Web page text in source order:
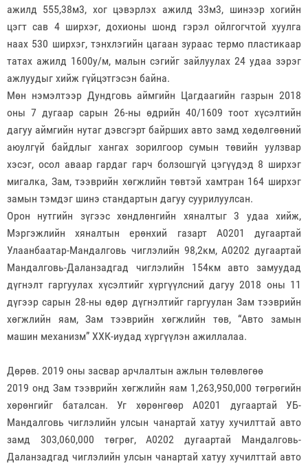
ажилд 555,38м3, хог цэвэрлэх ажилд 33м3, шинээр хогийн
цэгт сав 4 ширхэг, дохионы шонд гэрэл ойлгогчтой хуулга
наах 530 ширхэг, тэнхлэгийн цагаан зураас термо пластикаар
татах ажилд 1600у/м, малын сэгийг зайлуулах 24 удаа зэрэг
ажлуудыг хийж гүйцэтгэсэн байна.
Мөн нэмэлтээр Дундговь аймгийн Цагдаагийн газрын 2018
оны 7 дугаар сарын 26-ны өдрийн 40/1609 тоот хүсэлтийн
дагуу аймгийн нутаг дэвсгэрт байрших авто замд хөдөлгөөний
аюулгүй байдлыг хангах зорилгоор сумын төвийн уулзвар
хэсэг, осол аваар гардаг гарч болзошгүй цэгүүдэд 8 ширхэг
мигалка, Зам, тээврийн хөгжлийн төвтэй хамтран 164 ширхэг
замын тэмдэг шинэ стандартын дагуу суурилуулсан.
Орон нутгийн зүгээс хөндлөнгийн хяналтыг 3 удаа хийж,
Мэргэжлийн хяналтын ерөнхий газарт А0201 дугаартай
Улаанбаатар-Мандалговь чиглэлийн 98,2км, А0202 дугаартай
Мандалговь-Даланзадгад чиглэлийн 154км авто замуудад
дүгнэлт гаргуулах хүсэлтийг хүргүүлсний дагуу 2018 оны 11
дүгээр сарын 28-ны өдөр дүгнэлтийг гаргуулан Зам тээврийн
хөгжлийн яам, Зам тээврийн хөгжлийн төв, “Авто замын
машин механизм” ХХК-иудад хүргүүлэн ажиллалаа.
Дөрөв. 2019 оны засвар арчлалтын ажлын төлөвлөгөө
2019 онд Зам тээврийн хөгжлийн яам 1,263,950,000 төгрөгийн
хөрөнгийг баталсан. Уг хөрөнгөөр А0201 дугаартай УБ-
Мандалговь чиглэлийн улсын чанартай хатуу хучилттай авто
замд 303,060,000 төгрөг, А0202 дугаартай Мандалговь-
Даланзадгад чиглэлийн улсын чанартай хатуу хучилттай авто